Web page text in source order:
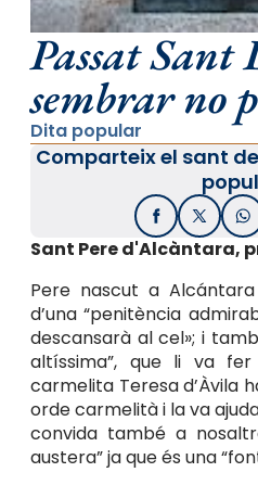
Passat Sant
sembrar no
Dita popular
Comparteix el sant
Facebook
X /
Sant Pere d'Alcàntara,
Pere nascut a
d’una “penitència
descansarà al cel»; i
altíssima”, que li va
carmelita Teresa d’Àvila
orde carmelità i la va
convida també a
austera” ja que és una